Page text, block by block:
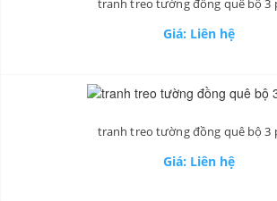
tranh treo tường đồng quê bộ 3
Giá: Liên hệ
tranh treo tường đồng quê bộ 3
Giá: Liên hệ